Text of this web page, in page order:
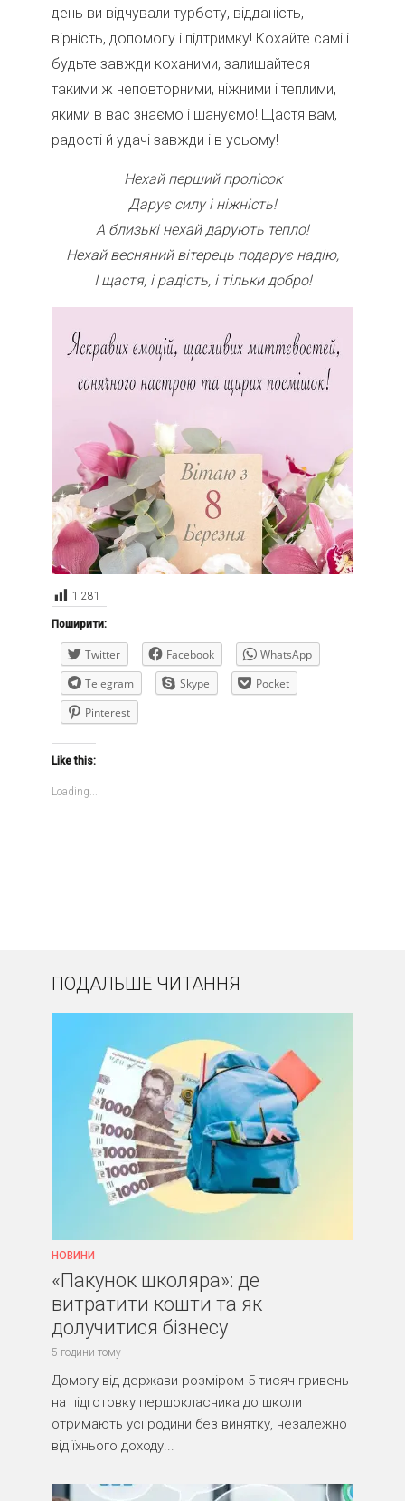
день ви відчували турботу, відданість,
вірність, допомогу і підтримку! Кохайте самі і
будьте завжди коханими, залишайтеся
такими ж неповторними, ніжними і теплими,
якими в вас знаємо і шануємо! Щастя вам,
радості й удачі завжди і в усьому!
Нехай перший пролісок
Дарує силу і ніжність!
А близькі нехай дарують тепло!
Нехай весняний вітерець подарує надію,
І щастя, і радість, і тільки добро!
1 281
Поширити:
Twitter Facebook
WhatsApp
Telegram
Skype
Pocket
Pinterest
Like this:
Loading...
ПОДАЛЬШЕ ЧИТАННЯ
НОВИНИ
«Пакунок школяра»: де
витратити кошти та як
долучитися бізнесу
5 години тому
Домогу від держави розміром 5 тисяч гривень
на підготовку першокласника до школи
отримають усі родини без винятку, незалежно
від їхнього доходу...